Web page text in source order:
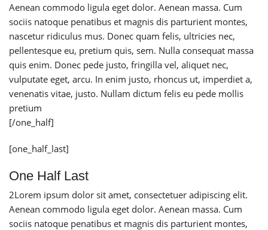
Aenean commodo ligula eget dolor. Aenean massa. Cum
sociis natoque penatibus et magnis dis parturient montes,
nascetur ridiculus mus. Donec quam felis, ultricies nec,
pellentesque eu, pretium quis, sem. Nulla consequat massa
quis enim. Donec pede justo, fringilla vel, aliquet nec,
vulputate eget, arcu. In enim justo, rhoncus ut, imperdiet a,
venenatis vitae, justo. Nullam dictum felis eu pede mollis
pretium
[/one_half]
[one_half_last]
One Half Last
2Lorem ipsum dolor sit amet, consectetuer adipiscing elit.
Aenean commodo ligula eget dolor. Aenean massa. Cum
sociis natoque penatibus et magnis dis parturient montes,